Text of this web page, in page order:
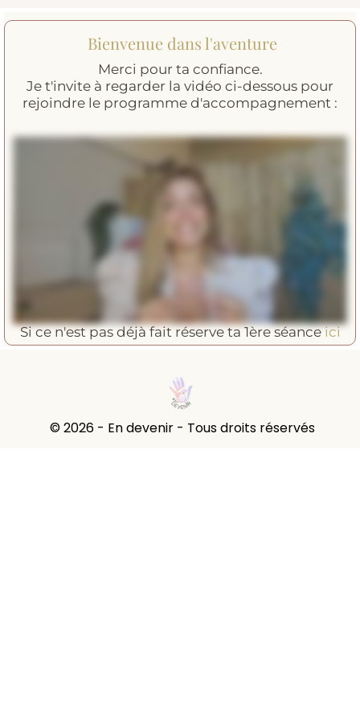
Bienvenue dans l'aventure
Merci pour ta confiance.
Je t'invite à regarder la vidéo ci-dessous pour
rejoindre le programme d'accompagnement :
Si ce n'est pas déjà fait réserve ta 1ère séanceici
© 2026 - En devenir - Tous droits réservés